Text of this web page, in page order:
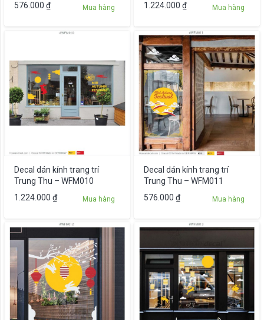
576.000 ₫ Mua hàng
1.224.000 ₫ Mua hàng
Decal dán kính trang trí
Trung Thu – WFM010
1.224.000 ₫ Mua hàng
Decal dán kính trang trí
Trung Thu – WFM011
576.000 ₫ Mua hàng